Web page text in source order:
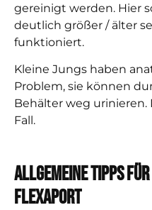
gereinigt werden. Hier
deutlich größer / älter
funktioniert.
Kleine Jungs haben
Problem, sie können
Behälter weg urinieren.
Fall.
Allgemeine Tipps
Flexaport